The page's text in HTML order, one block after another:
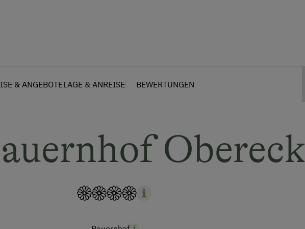
& ANGEBOTELAGE & ANREISE BEWERTUNGEN
Obereck